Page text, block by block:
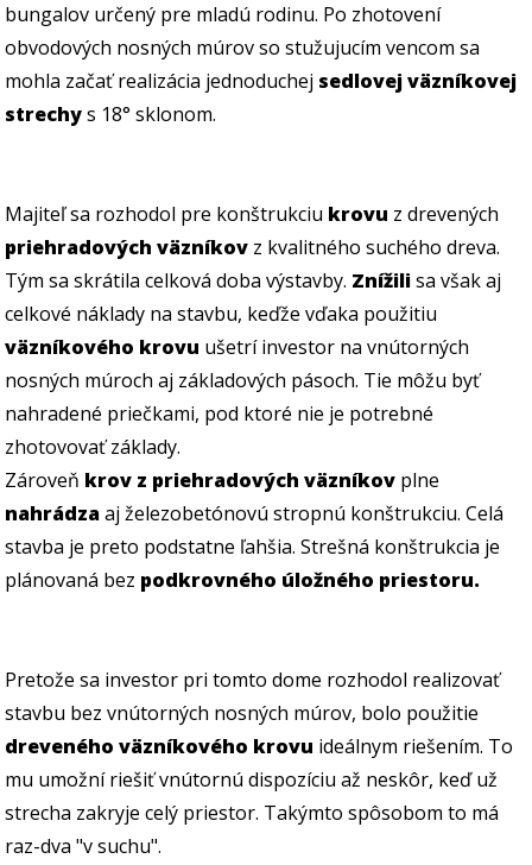
bungalov určený pre mladú rodinu. Po zhotovení
obvodových nosných múrov so stužujucím vencom sa
mohla začať realizácia jednoduchej sedlovej väzníkovej
strechys 18° sklonom.
Majiteľ sa rozhodol pre konštrukciu krovu z drevených
priehradových väzníkov z kvalitného suchého dreva.
Tým sa skrátila celková doba výstavby. Znížilisa však aj
celkové náklady na stavbu, keďže vďaka použitiu
väzníkového krovu ušetrí investor na vnútorných
nosných múroch aj základových pásoch. Tie môžu byť
nahradené priečkami, pod ktoré nie je potrebné
zhotovovať základy.
Zároveň krov z priehradových väzníkov plne
nahrádzaaj železobetónovú stropnú konštrukciu. Celá
stavba je preto podstatne ľahšia. Strešná konštrukcia je
plánovaná bez podkrovného úložného priestoru.
Pretože sa investor pri tomto dome rozhodol realizovať
stavbu bez vnútorných nosných múrov, bolo použitie
dreveného väzníkového krovu ideálnym riešením. To
mu umožní riešiť vnútornú dispozíciu až neskôr, keď už
strecha zakryje celý priestor. Takýmto spôsobom to má
raz-dva "v suchu".